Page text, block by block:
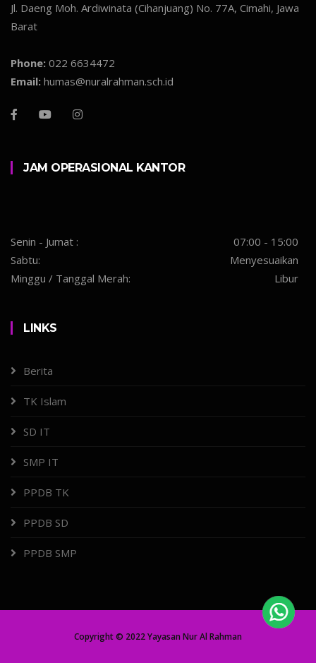
Jl. Daeng Moh. Ardiwinata (Cihanjuang) No. 77A, Cimahi, Jawa
Barat
Phone: 022 6634472
Email: humas@nuralrahman.sch.id
JAM OPERASIONAL KANTOR
Senin - Jumat :
07:00 - 15:00
Sabtu:
Menyesuaikan
Minggu / Tanggal Merah:
Libur
LINKS
Berita
TK Islam
SD IT
SMP IT
PPDB TK
PPDB SD
PPDB SMP
Copyright © 2022 Yayasan Nur Al Rahman